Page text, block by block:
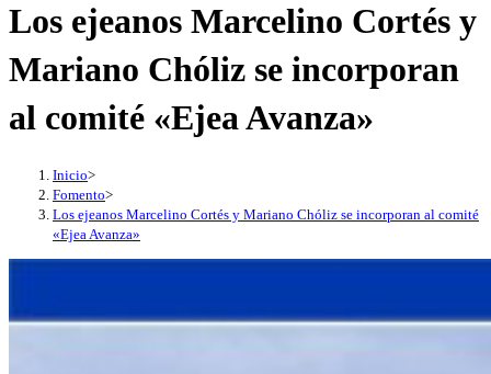
esta
Los ejeanos Marcelino Cortés y
Mariano Chóliz se incorporan
al comité «Ejea Avanza»
Inicio>
Fomento>
Los ejeanos Marcelino Cortés y Mariano Chóliz se incorporan al comité
«Ejea Avanza»